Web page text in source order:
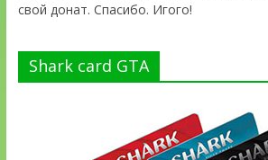
свой донат. Спасибо. Игого!
Shark card GTA